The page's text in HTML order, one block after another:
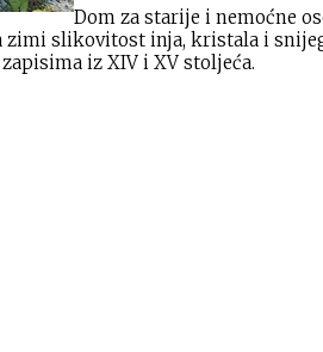
Dom za starije i nemoćne
slikovitost inja, kristala i
iz XIV i XV stoljeća.